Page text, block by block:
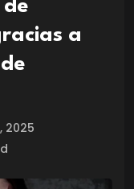
a
2025